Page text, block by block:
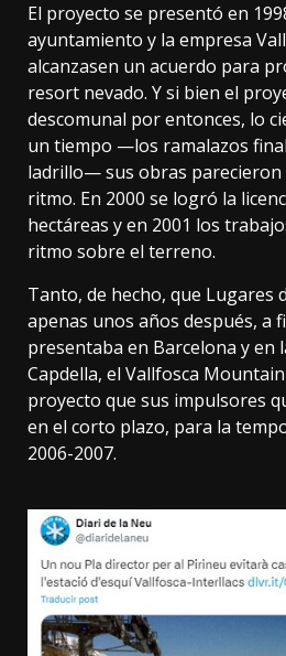
El proyecto se presentó en
ayuntamiento y la empresa
alcanzasen un acuerdo para
resort nevado. Y si bien el
descomunal por entonces, lo
un tiempo —los ramalazos
ladrillo— sus obras parecieron
ritmo. En 2000 se logró la
hectáreas y en 2001 los
ritmo sobre el terreno.
Tanto, de hecho, que Lugares
apenas unos años después, a
presentaba en Barcelona y en
Capdella, el Vallfosca
proyecto que sus impulsores
en el corto plazo, para la
2006-2007.